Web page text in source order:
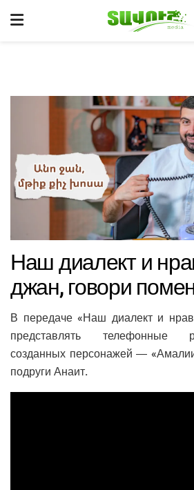
Наш диалект и
джан, говори
В передаче «Наш диалект и
представлять телефонные
созданных персонажей —
подруги Анаит.